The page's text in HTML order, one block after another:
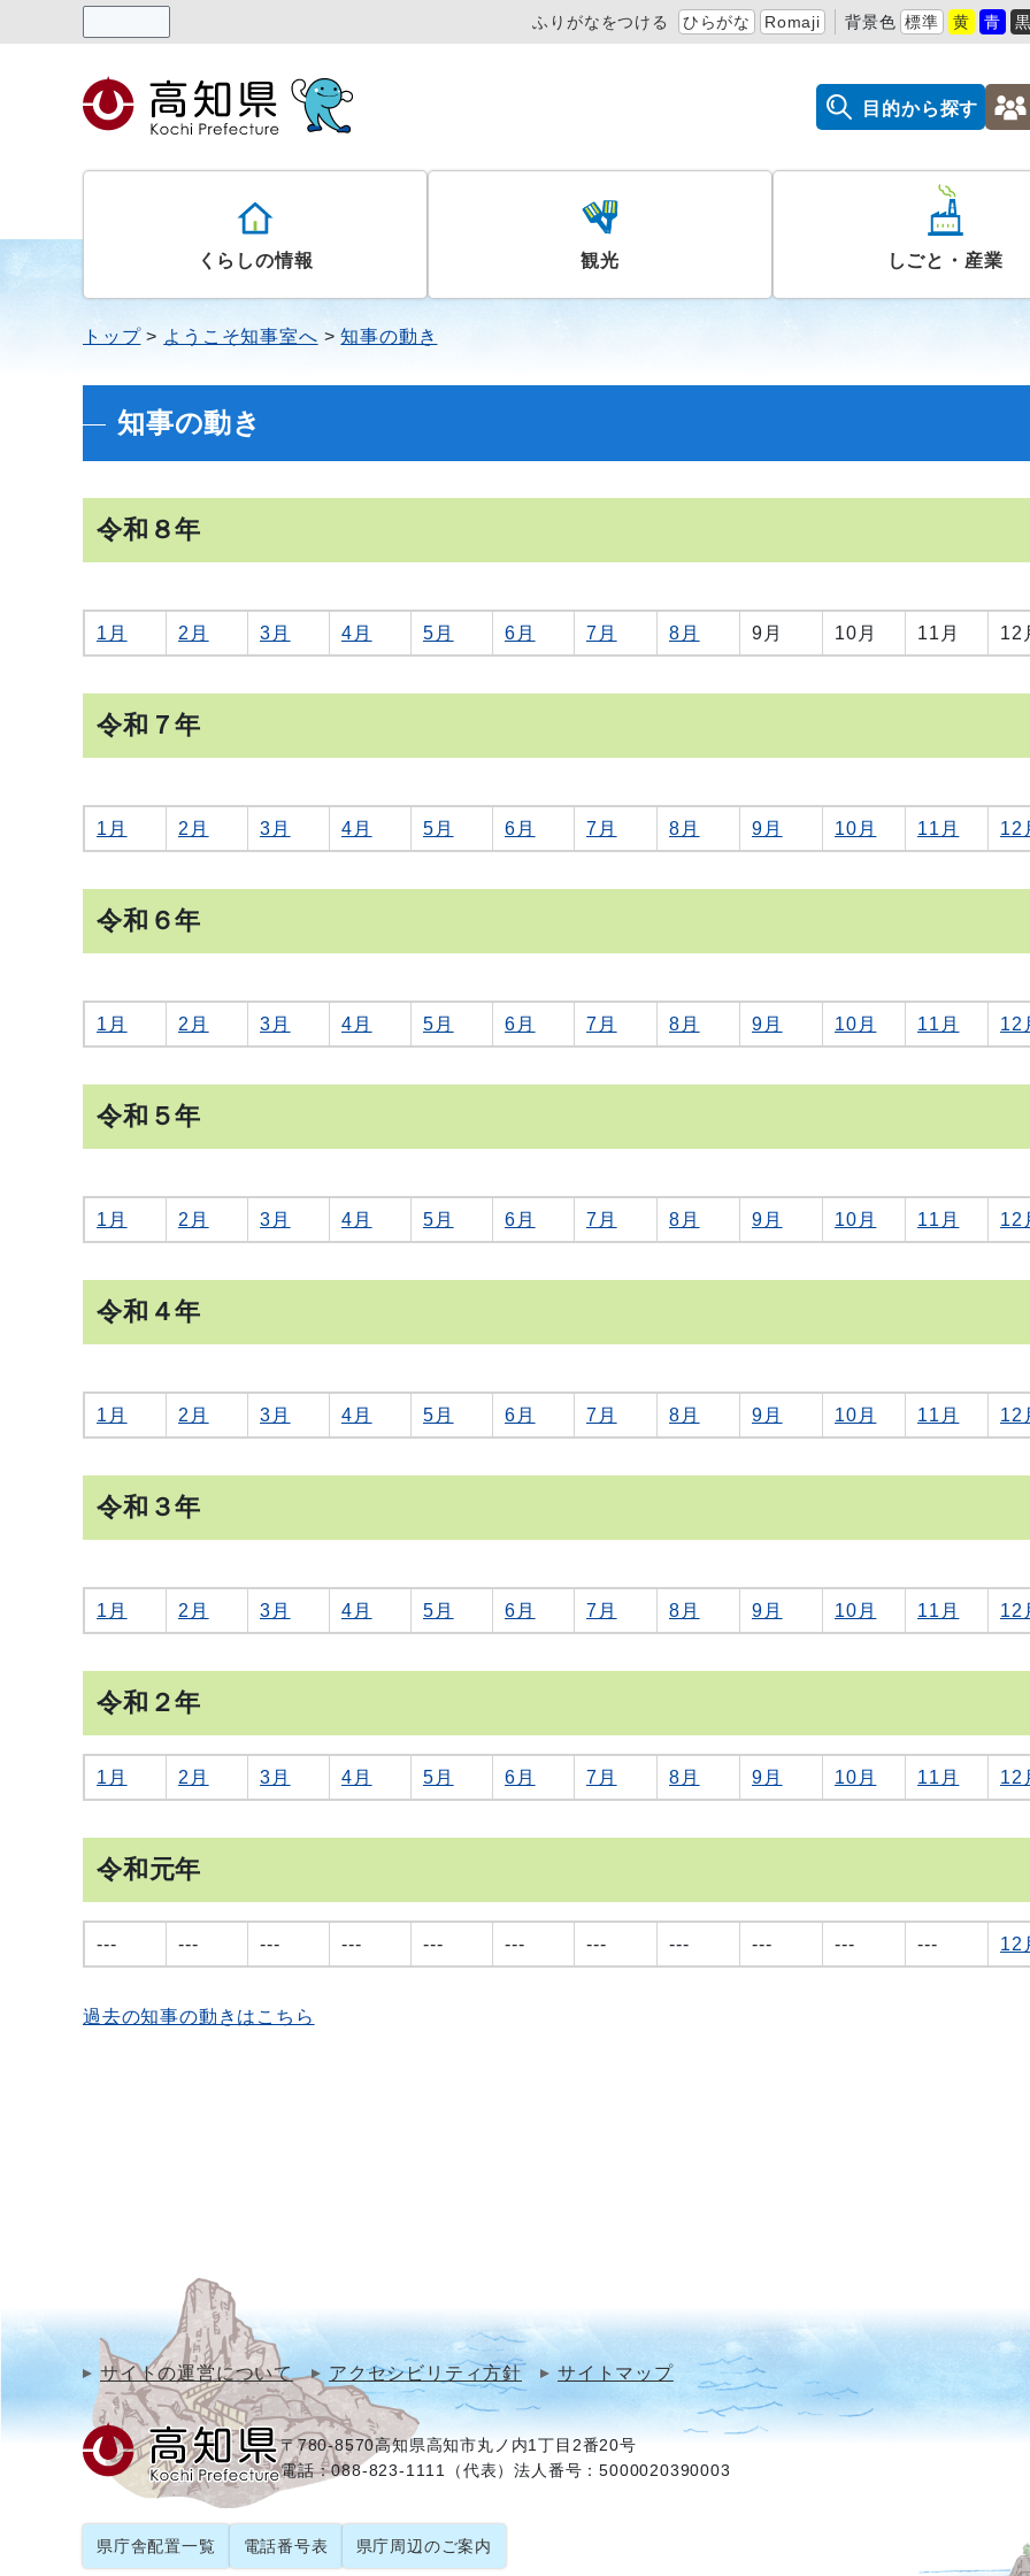
ふりがなをつける ひらがな Romaji 背景色 標準 黄 青 黒
目的から探す
くらしの情報 観光 しごと・産業
トップ ようこそ知事室へ 知事の動き
知事の動き
令和８年
1月 2月 3月 4月 5月 6月 7月 8月 9月 10月 11月 12
令和７年
1月 2月 3月 4月 5月 6月 7月 8月 9月 10月 11月 12
令和６年
1月 2月 3月 4月 5月 6月 7月 8月 9月 10月 11月 12
令和５年
1月 2月 3月 4月 5月 6月 7月 8月 9月 10月 11月 12
令和４年
1月 2月 3月 4月 5月 6月 7月 8月 9月 10月 11月 12
令和３年
1月 2月 3月 4月 5月 6月 7月 8月 9月 10月 11月 12
令和２年
1月 2月 3月 4月 5月 6月 7月 8月 9月 10月 11月 12
令和元年
--- --- --- --- --- --- --- --- --- --- --- 12
過去の知事の動きはこちら
サイトの運営について アクセシビリティ方針 サイトマップ
〒780-8570高知県高知市丸ノ内1丁目2番20号
電話：088-823-1111（代表）法人番号：5000020390003
県庁舎配置一覧 電話番号表 県庁周辺のご案内